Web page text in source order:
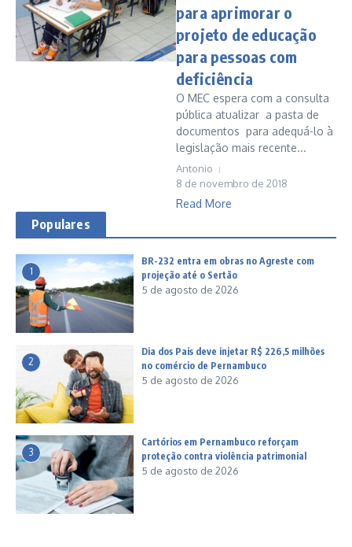
para aprimorar o
projeto de educação
para pessoas com
deficiência
O MEC espera com a consulta
pública atualizar a pasta de
documentos para adequá-lo à
legislação mais recente...
Antonio
8 de novembro de 2018
Read More
Populares
1
BR-232 entra em obras no Agreste com
projeção até o Sertão
5 de agosto de 2026
2
Dia dos Pais deve injetar R$ 226,5 milhões
no comércio de Pernambuco
5 de agosto de 2026
3
Cartórios em Pernambuco reforçam
proteção contra violência patrimonial
5 de agosto de 2026